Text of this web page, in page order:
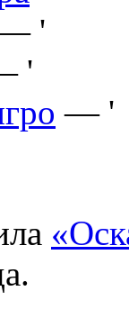
'
'
— '